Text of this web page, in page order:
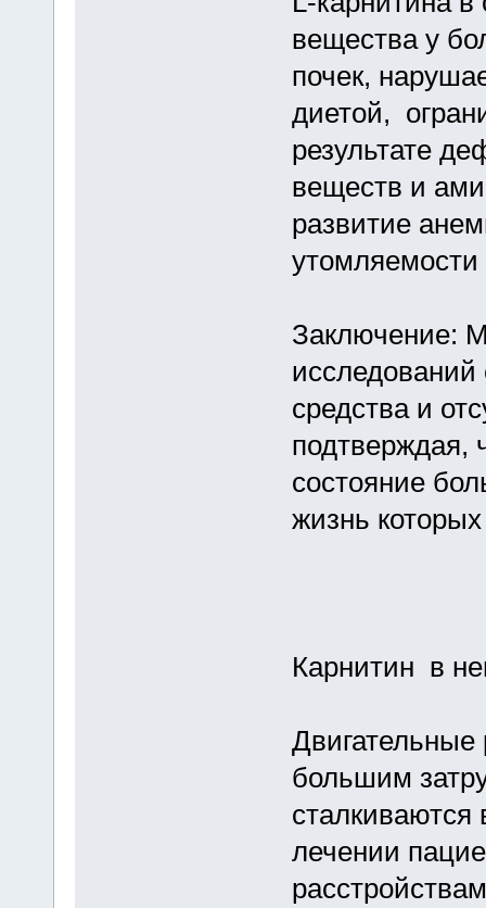
вещества у
почек,
диетой,
результате
веществ и
развитие
Заключение:
исследований
средства и
подтверждая,
состояние
жизнь
Карнитин в
большим
лечении